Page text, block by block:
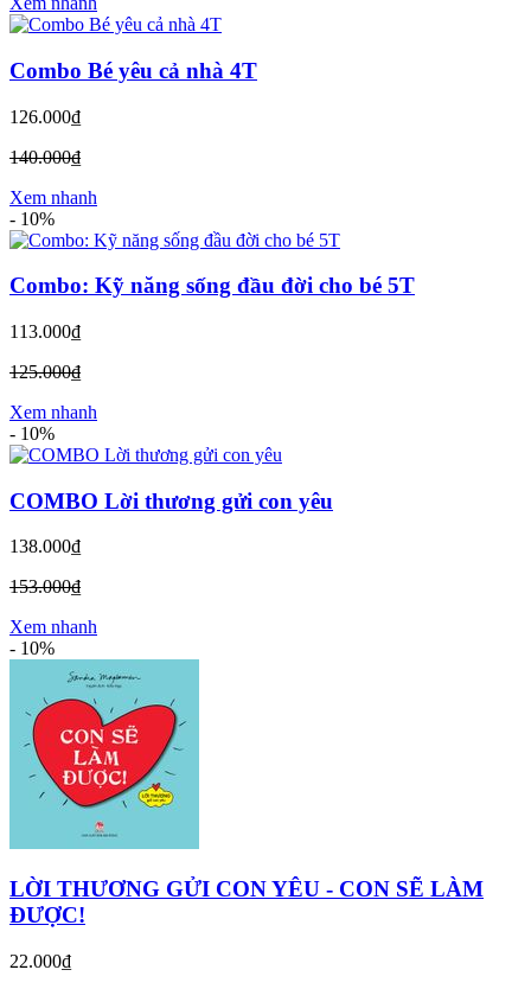
Combo Bé yêu cả nhà 4T
126.000₫
140.000₫
Xem nhanh
- 10%
Combo: Kỹ năng sống đầu đời cho bé 5T
113.000₫
125.000₫
Xem nhanh
- 10%
COMBO Lời thương gửi con yêu
138.000₫
153.000₫
Xem nhanh
- 10%
LỜI THƯƠNG GỬI CON YÊU - CON SẼ LÀM
ĐƯỢC!
22.000₫